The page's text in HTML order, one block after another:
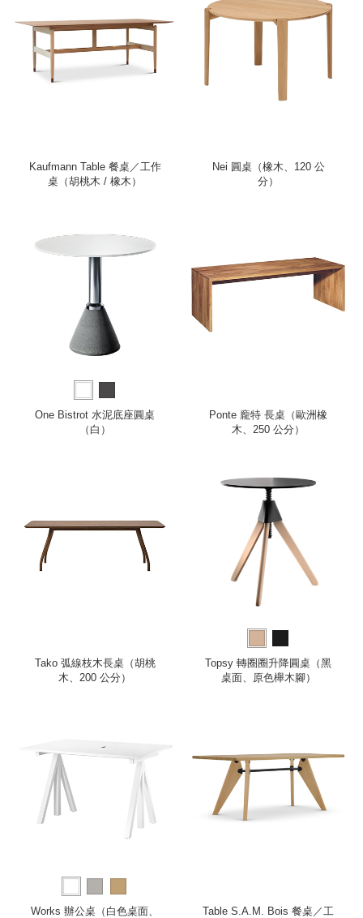
Kaufmann Table 餐桌／工作
桌（胡桃木 / 橡木）
Nei 圓桌（橡木、120 公
分）
One Bistrot 水泥底座圓桌
（白）
Ponte 龐特 長桌（歐洲橡
木、250 公分）
Tako 弧線枝木長桌（胡桃
木、200 公分）
Topsy 轉圈圈升降圓桌（黑
桌面、原色櫸木腳）
Works 辦公桌（白色桌面、
Table S.A.M. Bois 餐桌／工